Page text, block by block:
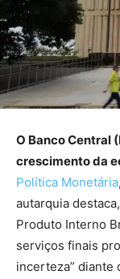
O Banco Central
crescimento da
Política Monetária
autarquia
Produto Interno
serviços finais
incerteza” diante